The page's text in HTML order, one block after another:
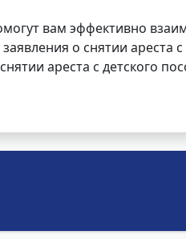
вам эффективно
о снятии ареста
ареста с детского